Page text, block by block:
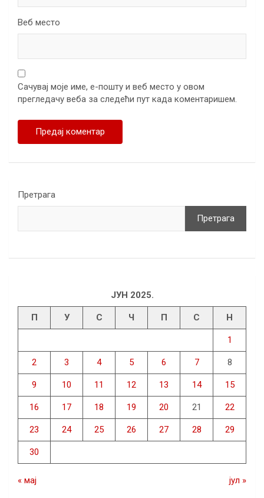
Веб место
Сачувај моје име, е-пошту и веб место у овом
прегледачу веба за следећи пут када коментаришем.
Претрага
Претрага
ЈУН 2025.
П У С Ч П С Н
1
2 3 4 5 6 7 8
9 10 11 12 13 14 15
16 17 18 19 20 21 22
23 24 25 26 27 28 29
30
« мај јул »